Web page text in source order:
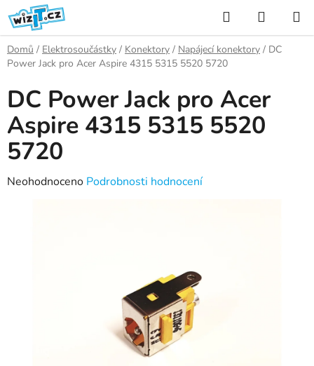
Přejít
na
obsah
Hledat
KOŠÍK
Domů / Elektrosoučástky / Konektory / Napájecí konektory / DC
Power Jack pro Acer Aspire 4315 5315 5520 5720
DC Power Jack pro Acer
Aspire 4315 5315 5520
5720
Průměrné
Neohodnoceno Podrobnosti hodnocení